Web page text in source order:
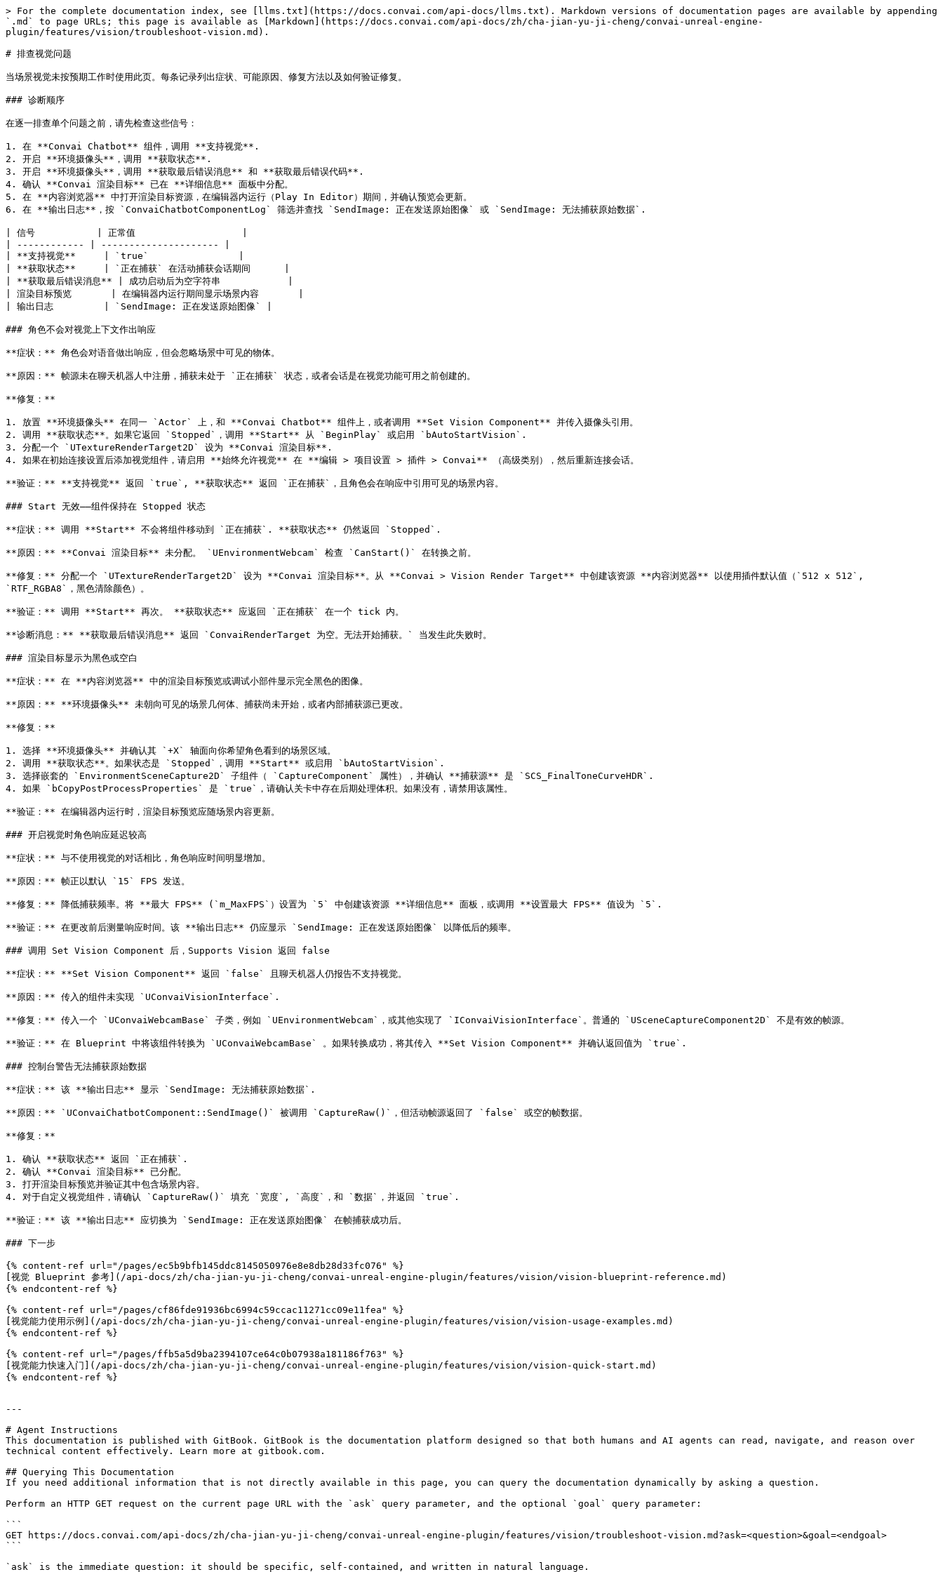
> For the complete documentation index, see [llms.txt](https://docs.convai.com/api-docs/llms.txt). Markdown versions of documentation pages are available by appending
`.md` to page URLs; this page is available as [Markdown](https://docs.convai.com/api-docs/zh/cha-jian-yu-ji-cheng/convai-unreal-engine-
plugin/features/vision/troubleshoot-vision.md).
# 排查视觉问题
当场景视觉未按预期工作时使用此页。每条记录列出症状、可能原因、修复方法以及如何验证修复。
### 诊断顺序
在逐一排查单个问题之前，请先检查这些信号：
1. 在 **Convai Chatbot** 组件，调用 **支持视觉**.
2. 开启 **环境摄像头**，调用 **获取状态**.
3. 开启 **环境摄像头**，调用 **获取最后错误消息** 和 **获取最后错误代码**.
4. 确认 **Convai 渲染目标** 已在 **详细信息** 面板中分配。
5. 在 **内容浏览器** 中打开渲染目标资源，在编辑器内运行（Play In Editor）期间，并确认预览会更新。
6. 在 **输出日志**，按 `ConvaiChatbotComponentLog` 筛选并查找 `SendImage: 正在发送原始图像` 或 `SendImage: 无法捕获原始数据`.
| 信号           | 正常值                   |
| ------------ | --------------------- |
| **支持视觉**     | `true`                |
| **获取状态**     | `正在捕获` 在活动捕获会话期间      |
| **获取最后错误消息** | 成功启动后为空字符串            |
| 渲染目标预览       | 在编辑器内运行期间显示场景内容       |
| 输出日志         | `SendImage: 正在发送原始图像` |
### 角色不会对视觉上下文作出响应
**症状：** 角色会对语音做出响应，但会忽略场景中可见的物体。
**原因：** 帧源未在聊天机器人中注册，捕获未处于 `正在捕获` 状态，或者会话是在视觉功能可用之前创建的。
**修复：**
1. 放置 **环境摄像头** 在同一 `Actor` 上，和 **Convai Chatbot** 组件上，或者调用 **Set Vision Component** 并传入摄像头引用。
2. 调用 **获取状态**。如果它返回 `Stopped`，调用 **Start** 从 `BeginPlay` 或启用 `bAutoStartVision`.
3. 分配一个 `UTextureRenderTarget2D` 设为 **Convai 渲染目标**.
4. 如果在初始连接设置后添加视觉组件，请启用 **始终允许视觉** 在 **编辑 > 项目设置 > 插件 > Convai** （高级类别），然后重新连接会话。
**验证：** **支持视觉** 返回 `true`, **获取状态** 返回 `正在捕获`，且角色会在响应中引用可见的场景内容。
### Start 无效——组件保持在 Stopped 状态
**症状：** 调用 **Start** 不会将组件移动到 `正在捕获`. **获取状态** 仍然返回 `Stopped`.
**原因：** **Convai 渲染目标** 未分配。 `UEnvironmentWebcam` 检查 `CanStart()` 在转换之前。
**修复：** 分配一个 `UTextureRenderTarget2D` 设为 **Convai 渲染目标**。从 **Convai > Vision Render Target** 中创建该资源 **内容浏览器** 以使用插件默认值（`512 x 512`,
`RTF_RGBA8`，黑色清除颜色）。
**验证：** 调用 **Start** 再次。 **获取状态** 应返回 `正在捕获` 在一个 tick 内。
**诊断消息：** **获取最后错误消息** 返回 `ConvaiRenderTarget 为空。无法开始捕获。` 当发生此失败时。
### 渲染目标显示为黑色或空白
**症状：** 在 **内容浏览器** 中的渲染目标预览或调试小部件显示完全黑色的图像。
**原因：** **环境摄像头** 未朝向可见的场景几何体、捕获尚未开始，或者内部捕获源已更改。
**修复：**
1. 选择 **环境摄像头** 并确认其 `+X` 轴面向你希望角色看到的场景区域。
2. 调用 **获取状态**。如果状态是 `Stopped`，调用 **Start** 或启用 `bAutoStartVision`.
3. 选择嵌套的 `EnvironmentSceneCapture2D` 子组件（ `CaptureComponent` 属性），并确认 **捕获源** 是 `SCS_FinalToneCurveHDR`.
4. 如果 `bCopyPostProcessProperties` 是 `true`，请确认关卡中存在后期处理体积。如果没有，请禁用该属性。
**验证：** 在编辑器内运行时，渲染目标预览应随场景内容更新。
### 开启视觉时角色响应延迟较高
**症状：** 与不使用视觉的对话相比，角色响应时间明显增加。
**原因：** 帧正以默认 `15` FPS 发送。
**修复：** 降低捕获频率。将 **最大 FPS** (`m_MaxFPS`）设置为 `5` 中创建该资源 **详细信息** 面板，或调用 **设置最大 FPS** 值设为 `5`.
**验证：** 在更改前后测量响应时间。该 **输出日志** 仍应显示 `SendImage: 正在发送原始图像` 以降低后的频率。
### 调用 Set Vision Component 后，Supports Vision 返回 false
**症状：** **Set Vision Component** 返回 `false` 且聊天机器人仍报告不支持视觉。
**原因：** 传入的组件未实现 `UConvaiVisionInterface`.
**修复：** 传入一个 `UConvaiWebcamBase` 子类，例如 `UEnvironmentWebcam`，或其他实现了 `IConvaiVisionInterface`。普通的 `USceneCaptureComponent2D` 不是有效的帧源。
**验证：** 在 Blueprint 中将该组件转换为 `UConvaiWebcamBase` 。如果转换成功，将其传入 **Set Vision Component** 并确认返回值为 `true`.
### 控制台警告无法捕获原始数据
**症状：** 该 **输出日志** 显示 `SendImage: 无法捕获原始数据`.
**原因：** `UConvaiChatbotComponent::SendImage()` 被调用 `CaptureRaw()`，但活动帧源返回了 `false` 或空的帧数据。
**修复：**
1. 确认 **获取状态** 返回 `正在捕获`.
2. 确认 **Convai 渲染目标** 已分配。
3. 打开渲染目标预览并验证其中包含场景内容。
4. 对于自定义视觉组件，请确认 `CaptureRaw()` 填充 `宽度`, `高度`，和 `数据`，并返回 `true`.
**验证：** 该 **输出日志** 应切换为 `SendImage: 正在发送原始图像` 在帧捕获成功后。
### 下一步
{% content-ref url="/pages/ec5b9bfb145ddc8145050976e8e8db28d33fc076" %}
[视觉 Blueprint 参考](/api-docs/zh/cha-jian-yu-ji-cheng/convai-unreal-engine-plugin/features/vision/vision-blueprint-reference.md)
{% endcontent-ref %}
{% content-ref url="/pages/cf86fde91936bc6994c59ccac11271cc09e11fea" %}
[视觉能力使用示例](/api-docs/zh/cha-jian-yu-ji-cheng/convai-unreal-engine-plugin/features/vision/vision-usage-examples.md)
{% endcontent-ref %}
{% content-ref url="/pages/ffb5a5d9ba2394107ce64c0b07938a181186f763" %}
[视觉能力快速入门](/api-docs/zh/cha-jian-yu-ji-cheng/convai-unreal-engine-plugin/features/vision/vision-quick-start.md)
{% endcontent-ref %}
---
# Agent Instructions
This documentation is published with GitBook. GitBook is the documentation platform designed so that both humans and AI agents can read, navigate, and reason over
technical content effectively. Learn more at gitbook.com.
## Querying This Documentation
If you need additional information that is not directly available in this page, you can query the documentation dynamically by asking a question.
Perform an HTTP GET request on the current page URL with the `ask` query parameter, and the optional `goal` query parameter:
```
GET https://docs.convai.com/api-docs/zh/cha-jian-yu-ji-cheng/convai-unreal-engine-plugin/features/vision/troubleshoot-vision.md?ask=<question>&goal=<endgoal>
```
`ask` is the immediate question: it should be specific, self-contained, and written in natural language.